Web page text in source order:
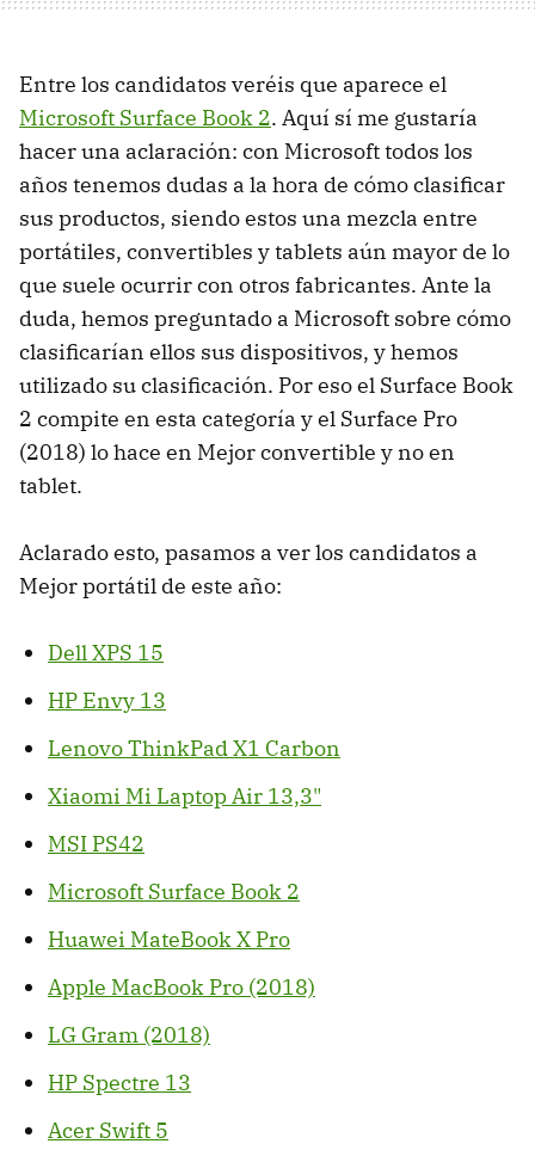
Entre los candidatos veréis que aparece el
Microsoft Surface Book 2. Aquí sí me gustaría
hacer una aclaración: con Microsoft todos los
años tenemos dudas a la hora de cómo clasificar
sus productos, siendo estos una mezcla entre
portátiles, convertibles y tablets aún mayor de lo
que suele ocurrir con otros fabricantes. Ante la
duda, hemos preguntado a Microsoft sobre cómo
clasificarían ellos sus dispositivos, y hemos
utilizado su clasificación. Por eso el Surface Book
2 compite en esta categoría y el Surface Pro
(2018) lo hace en Mejor convertible y no en
tablet.
Aclarado esto, pasamos a ver los candidatos a
Mejor portátil de este año:
Dell XPS 15
HP Envy 13
Lenovo ThinkPad X1 Carbon
Xiaomi Mi Laptop Air 13,3"
MSI PS42
Microsoft Surface Book 2
Huawei MateBook X Pro
Apple MacBook Pro (2018)
LG Gram (2018)
HP Spectre 13
Acer Swift 5